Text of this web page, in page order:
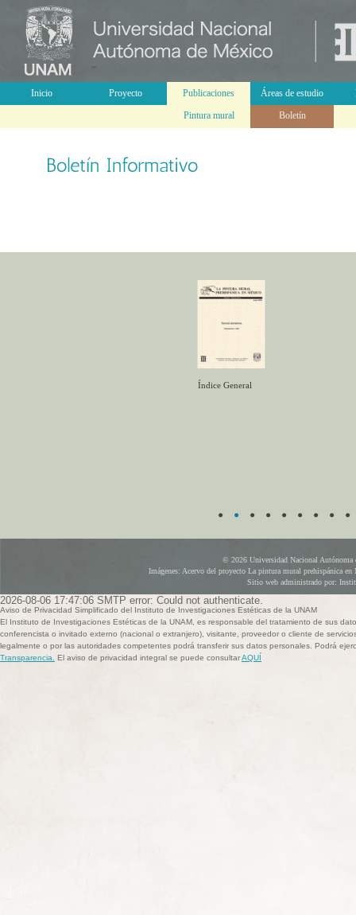
Inicio Proyecto
Publicaciones
Pintura mural
Boletín
Áreas de estudio
Índice General
● ● ● ● ● ● ● ● ●
© 2026 Universidad Nacional Autónoma
Imágenes: Acervo del proyecto La pintura mural prehispánica
Sitio web administrado por:
Aviso de Privacidad Simplificado del Instituto de Investigaciones Estéticas de la UNAM
El Instituto de Investigaciones Estéticas de la UNAM, es responsable del tratamiento de sus
conferencista o invitado externo (nacional o extranjero), visitante, proveedor o cliente de
legalmente o por las autoridades competentes podrá transferir sus datos personales. Podrá
Transparencia.
El aviso de privacidad integral se puede consultarAQUÍ
2026-08-06 17:47:06 SMTP error: Could not authenticate.